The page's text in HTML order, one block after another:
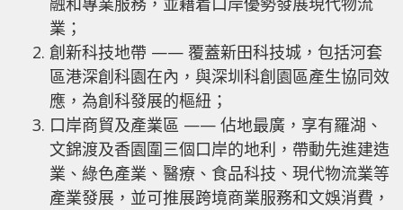
業；
創新科技地帶 —— 覆蓋新田科技城，包括河套
區港深創科園在內，與深圳科創園區產生協同效
應，為創科發展的樞紐；
口岸商貿及產業區 —— 佔地最廣，享有羅湖、
文錦渡及香園圍三個口岸的地利，帶動先進建造
業、綠色產業、醫療、食品科技、現代物流業等
產業發展，並可推展跨境商業服務和文娛消費，